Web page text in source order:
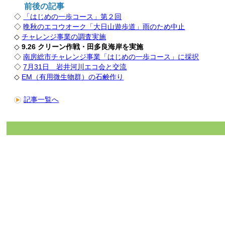
前後の記事
◇
「はじめの一歩コース」第２回
◇晩秋のエコウオーク「大日山遊歩道」雨のため中止
◇チャレンジ事業の調査実施
◇9.26 クリーン作戦・田多良海岸を実施
◇南房総市チャレンジ事業「はじめの一歩コース」に採択
◇7月31日 岩井河川エコ会と交流
◇ EM（有用微生物群）の石鹸作り
記事一覧へ